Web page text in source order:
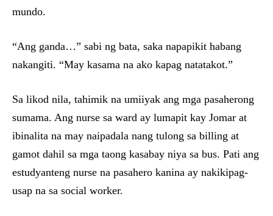
mundo.
“Ang ganda…” sabi ng bata, saka napapikit habang
nakangiti. “May kasama na ako kapag natatakot.”
Sa likod nila, tahimik na umiiyak ang mga pasaherong
sumama. Ang nurse sa ward ay lumapit kay Jomar at
ibinalita na may naipadala nang tulong sa billing at
gamot dahil sa mga taong kasabay niya sa bus. Pati ang
estudyanteng nurse na pasahero kanina ay nakikipag-
usap na sa social worker.